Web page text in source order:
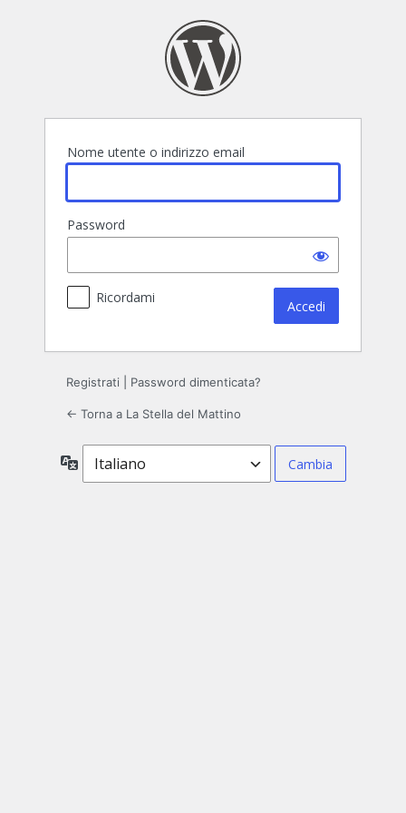
Nome utente o indirizzo email
Password
Ricordami
Registrati Password dimenticata?
← Torna a La Stella del Mattino
Lingua